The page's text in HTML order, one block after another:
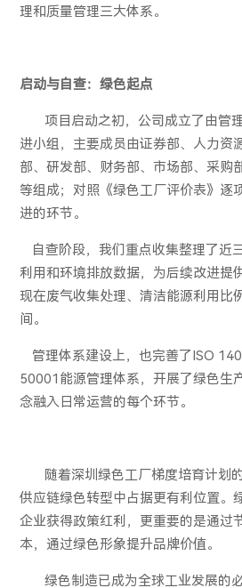
理和质量管理三大体系。
启动与自查：绿色起点
项目启动之初，公司成立了由管
进小组，主要成员由证券部、人力资
部、研发部、财务部、市场部、采购部
等组成；对照《绿色工厂评价表》逐
进的环节。
自查阶段，我们重点收集整理了近
利用和环境排放数据，为后续改进提
现在废气收集处理、清洁能源利用比
间。
管理体系建设上，也完善了ISO
50001 能源管理体系，开展了绿色生
念融入日常运营的每个环节。
随着深圳绿色工厂梯度培育计划
供应链绿色转型中占据更有利位置。
企业获得政策红利，更重要的是通过
本，通过绿色形象提升品牌价值。
绿色制造已成为全球工业发展的